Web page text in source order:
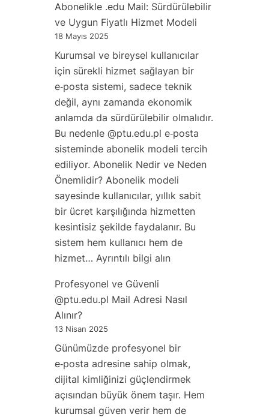
Mail
Adresi
ile
Kurumsal
Kimliğinizi
Güçlendirin
Abonelikle .edu Mail: Sürdürülebilir
ve Uygun Fiyatlı Hizmet Modeli
18 Mayıs 2025
Kurumsal ve bireysel kullanıcılar
için sürekli hizmet sağlayan bir
e‑posta sistemi, sadece teknik
değil, aynı zamanda ekonomik
anlamda da sürdürülebilir olmalıdır.
Bu nedenle @ptu.edu.pl e‑posta
sisteminde abonelik modeli tercih
ediliyor. Abonelik Nedir ve Neden
Önemlidir? Abonelik modeli
sayesinde kullanıcılar, yıllık sabit
bir ücret karşılığında hizmetten
kesintisiz şekilde faydalanır. Bu
sistem hem kullanıcı hem de
hizmet…Ayrıntılı bilgi alın:
Mail:
Uygun
Fiyatlı
Hizmet
Modeli
Profesyonel ve Güvenli
@ptu.edu.pl Mail Adresi Nasıl
Alınır?
13 Nisan 2025
Günümüzde profesyonel bir
e‑posta adresine sahip olmak,
dijital kimliğinizi güçlendirmek
açısından büyük önem taşır. Hem
kurumsal güven verir hem de